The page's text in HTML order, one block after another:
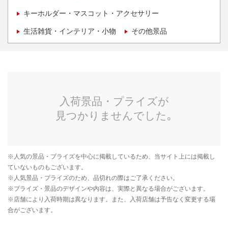
キーホルダー・マスコット・アクセサリー
生活雑貨・インテリア・小物 その他景品